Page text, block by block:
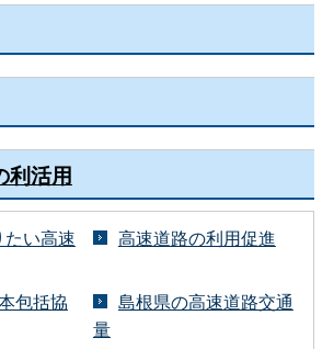
利活用
い高速
高速道路の利用促進
包括協
島根県の高速道路交通
量